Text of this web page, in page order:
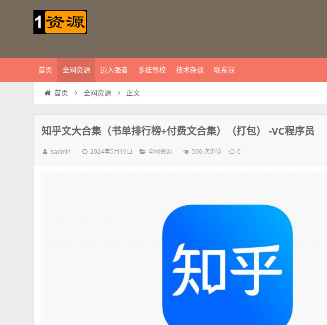
首页 全网资源 迈入强者 多娃驾校 技术杂谈 联系我
首页 全网资源 正文
知乎文大合集（书单排行榜+付费文合集）（打包） -VC程序员
sadmin 2024年5月19日 全网资源 590 次浏览 0